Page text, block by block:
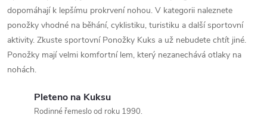
v
k
y
dopomáhají k lepšímu prokrvení nohou. V kategorii naleznete
ponožky vhodné na běhání, cyklistiku, turistiku a další sportovní
aktivity. Zkuste sportovní Ponožky Kuks a už nebudete chtít jiné.
Ponožky mají velmi komfortní lem, který nezanechává otlaky na
nohách.
Pleteno na Kuksu
Rodinné řemeslo od roku 1990.